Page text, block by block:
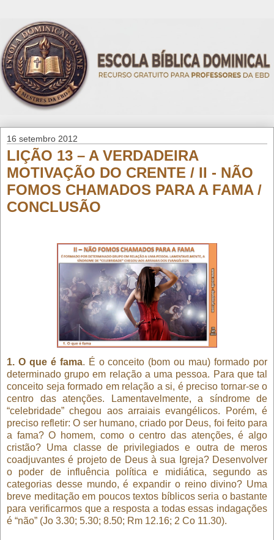
16 setembro 2012
LIÇÃO 13 – A VERDADEIRA
MOTIVAÇÃO DO CRENTE / II - NÃO
FOMOS CHAMADOS PARA A FAMA /
CONCLUSÃO
1. O que é fama. É o conceito (bom ou mau) formado por
determinado grupo em relação a uma pessoa. Para que tal
conceito seja formado em relação a si, é preciso tornar-se o
centro das atenções. Lamentavelmente, a síndrome de
“celebridade” chegou aos arraiais evangélicos. Porém, é
preciso refletir: O ser humano, criado por Deus, foi feito para
a fama? O homem, como o centro das atenções, é algo
cristão? Uma classe de privilegiados e outra de meros
coadjuvantes é projeto de Deus à sua Igreja? Desenvolver
o poder de influência política e midiática, segundo as
categorias desse mundo, é expandir o reino divino? Uma
breve meditação em poucos textos bíblicos seria o bastante
para verificarmos que a resposta a todas essas indagações
é “não” (Jo 3.30; 5.30; 8.50; Rm 12.16; 2 Co 11.30).